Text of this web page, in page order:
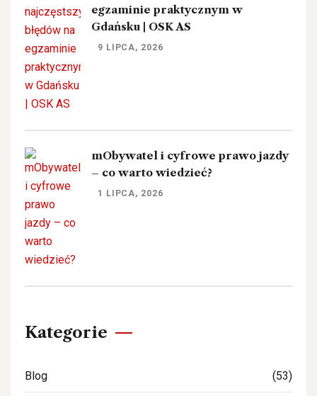
egzaminie praktycznym w
Gdańsku | OSK AS
9 LIPCA, 2026
mObywatel i cyfrowe prawo jazdy
– co warto wiedzieć?
1 LIPCA, 2026
Kategorie
Blog (53)